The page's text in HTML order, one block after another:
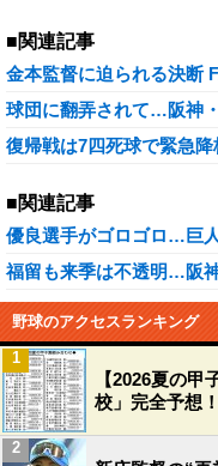
■関連記事
金本監督に迫られる決断
球団に翻弄されて…阪神
復帰戦は7四死球で緊急
■関連記事
優良選手がゴロゴロ…巨
福留も来季は不透明…阪
野球のアクセスランキング
【2026夏の
校」完全予想
1
2